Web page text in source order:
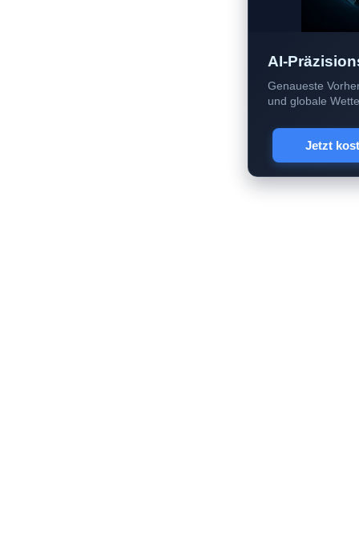
AI-
Genaueste
und globale
Jetzt